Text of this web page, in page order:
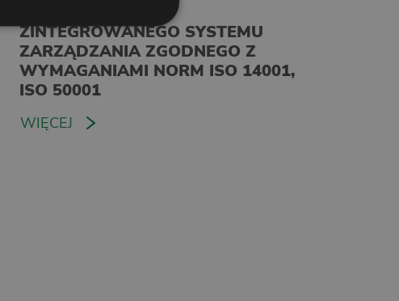
ZINTEGROWANEGO SYSTEMU
ZARZĄDZANIA ZGODNEGO Z
WYMAGANIAMI NORM ISO 14001,
ISO 50001
WIĘCEJ